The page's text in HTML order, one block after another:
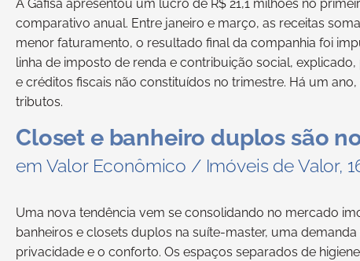
A Gafisa apresentou um lucro de R$ 21,1 milhões no
comparativo anual. Entre janeiro e março, as receitas
menor faturamento, o resultado final da companhia foi
linha de imposto de renda e contribuição social,
e créditos fiscais não constituídos no trimestre. Há um
tributos.
Closet e banheiro duplos são
em Valor Econômico / Imóveis de Valor,
Uma nova tendência vem se consolidando no mercado
banheiros e closets duplos na suíte-master, uma
privacidade e o conforto. Os espaços separados de